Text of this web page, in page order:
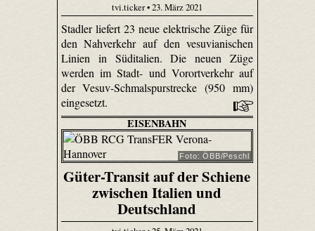
tvi.ticker • 23. März 2021
Stadler liefert 23 neue elektrische Züge für
den Nahverkehr auf den vesuvianischen
Linien in Süditalien. Die neuen Züge
werden im Stadt- und Vorortverkehr auf
der Vesuv-Schmalspurstrecke (950 mm)
eingesetzt.
EISENBAHN
Foto: ÖBB/Peschl
Güter-Transit auf der Schiene
zwischen Italien und
Deutschland